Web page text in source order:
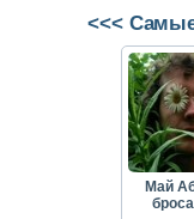
<<<
Май